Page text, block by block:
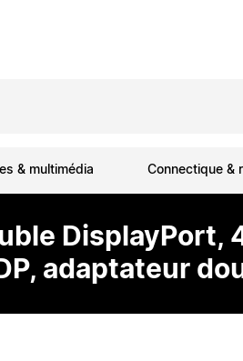
& multimédia Connectique &
adaptateur